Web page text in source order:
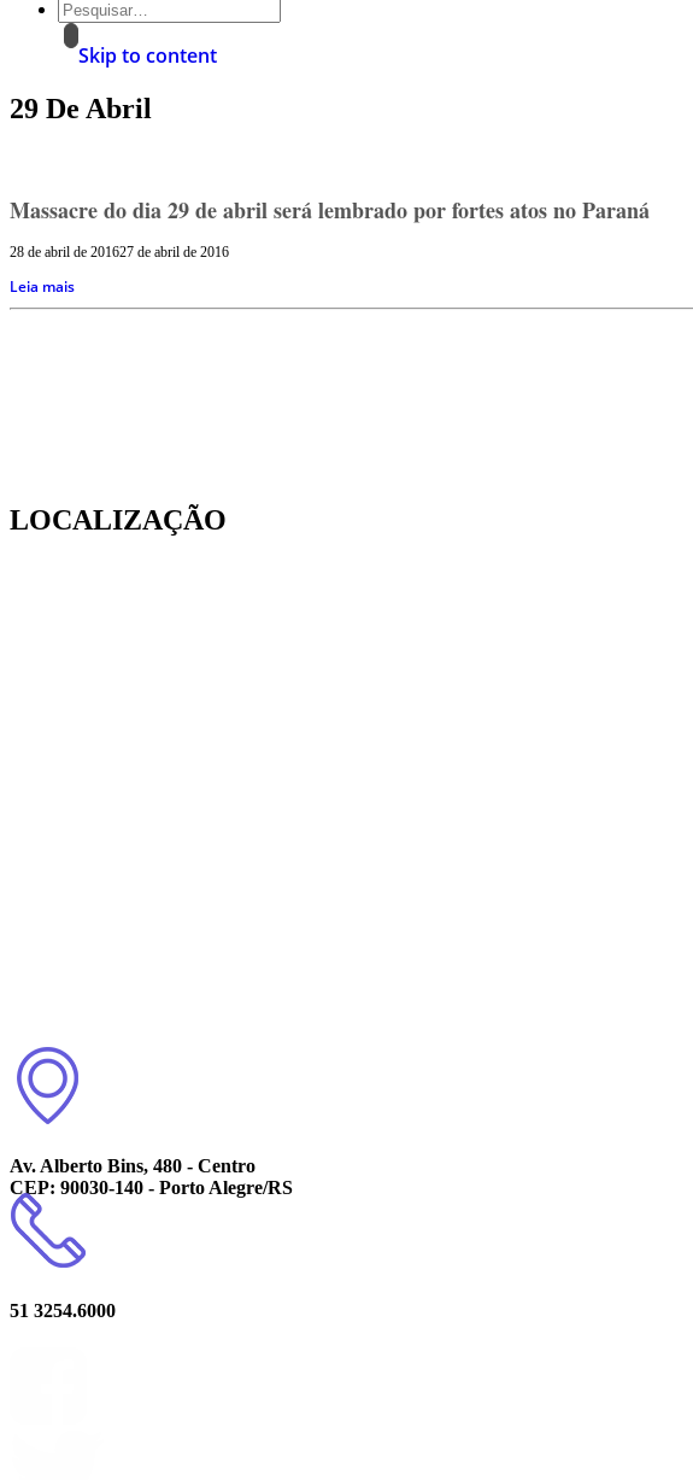
Skip to content
29 De Abril
Massacre do dia 29 de abril será lembrado por fortes atos no Paraná
28 de abril de 201627 de abril de 2016
Leia mais
LOCALIZAÇÃO
Av. Alberto Bins, 480 - Centro
CEP: 90030-140 - Porto Alegre/RS
51 3254.6000